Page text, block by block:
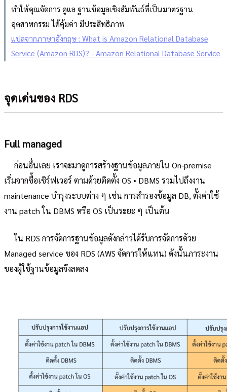
ทำให้คุณจัดการ ดูแล ฐานข้อมูลเชิงสัมพันธ์ที่เป็นมาตรฐาน
อุตสาหกรรม ได้คุ้มค่า มีประสิทธิภาพ
แปลจากภาษาอังกฤษ : What is Amazon Relational Database
Service (Amazon RDS)? - Amazon Relational Database Service
จุดเด่นของ RDS
Full managed
ก่อนอื่นเลย เราจะมาดูการสร้างฐานข้อมูลภายใน On-premise
เริ่มจากซื้อเซิร์ฟเวอร์ ตามด้วยติดตั้ง OS • DBMS รวมไปถึงงาน
maintenance บำรุงระบบต่าง ๆ เช่น การสำรองข้อมูล DB, ตั้งค่าใช้
งาน patch ใน DBMS หรือ OS เป็นระยะ ๆ เป็นต้น
ใน RDS การจัดการฐานข้อมูลดังกล่าวได้รับการจัดการด้วย
Managed service ของ RDS (AWS จัดการให้แทน) ดังนั้นภาระงาน
ของผู้ใช้ฐานข้อมูลจึงลดลง